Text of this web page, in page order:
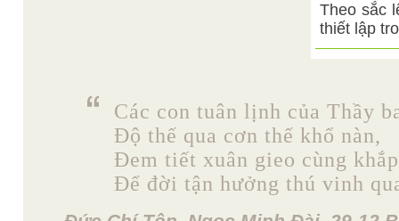
Theo sắc
thiết lập
Các con tuân lịnh của Thầy
Độ thế qua cơn thế khổ nàn,
Đem tiết xuân gieo cùng
Để đời tận hưởng thú vinh